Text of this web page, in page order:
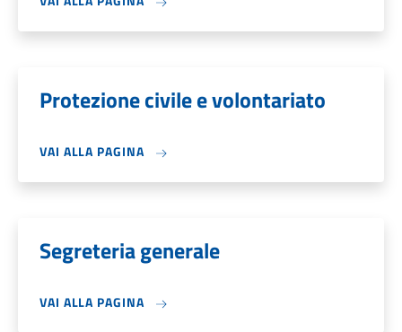
Protezione civile e volontariato
VAI ALLA PAGINA
Segreteria generale
VAI ALLA PAGINA